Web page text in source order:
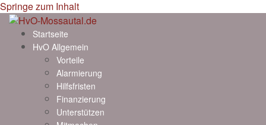
Springe zum Inhalt
Startseite
HvO Allgemein
Vorteile
Alarmierung
Hilfsfristen
Finanzierung
Unterstützen